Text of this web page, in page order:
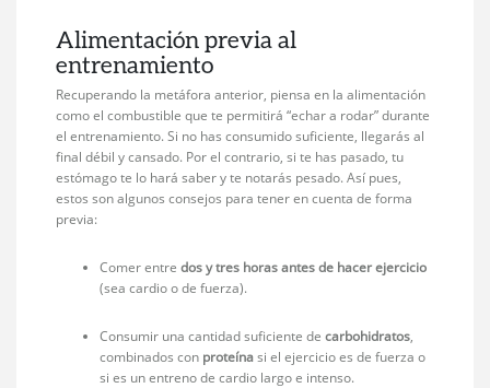
Alimentación previa al
entrenamiento
Recuperando la metáfora anterior, piensa en la alimentación
como el combustible que te permitirá “echar a rodar” durante
el entrenamiento. Si no has consumido suficiente, llegarás al
final débil y cansado. Por el contrario, si te has pasado, tu
estómago te lo hará saber y te notarás pesado. Así pues,
estos son algunos consejos para tener en cuenta de forma
previa:
Comer entredos y tres horas antes de hacer ejercicio
(sea cardio o de fuerza).
Consumir una cantidad suficiente decarbohidratos,
combinados con proteínasi el ejercicio es de fuerza o
si es un entreno de cardio largo e intenso.